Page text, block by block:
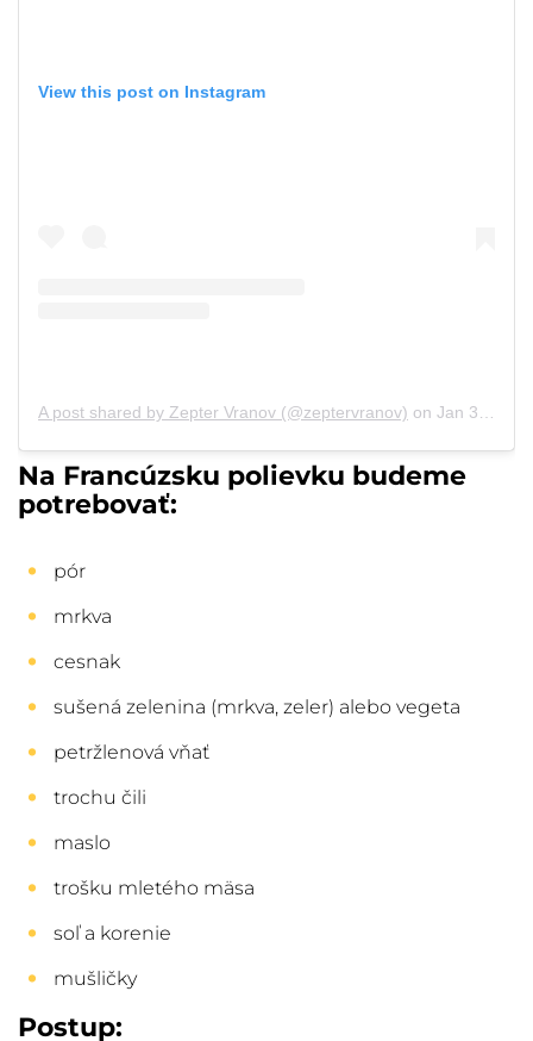
View this post on Instagram
A post shared by Zepter Vranov (@zeptervranov) on Jan 30, 2019 at 3:53am PST
Na Francúzsku polievku budeme
potrebovať:
pór
mrkva
cesnak
sušená zelenina (mrkva, zeler) alebo vegeta
petržlenová vňať
trochu čili
maslo
trošku mletého mäsa
soľ a korenie
mušličky
Postup: